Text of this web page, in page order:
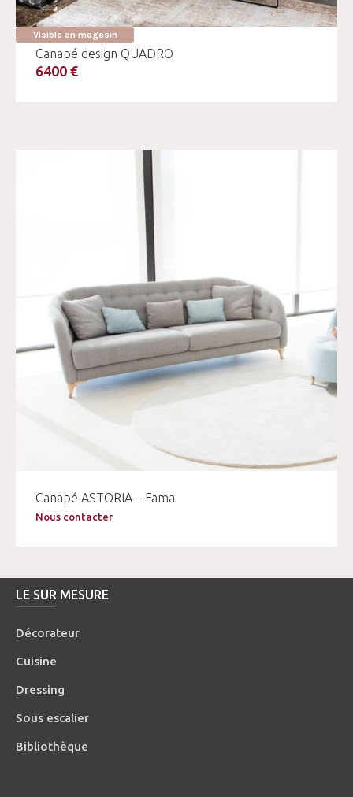
Visible en magasin
Canapé design QUADRO
6400 €
Canapé ASTORIA – Fama
Nous contacter
LE SUR MESURE
Décorateur
Cuisine
Dressing
Sous escalier
Bibliothèque